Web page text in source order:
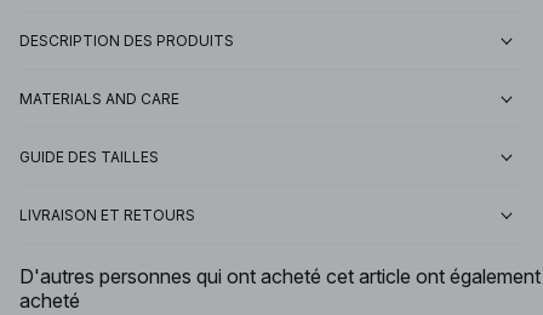
DESCRIPTION DES PRODUITS
MATERIALS AND CARE
GUIDE DES TAILLES
LIVRAISON ET RETOURS
D'autres personnes qui ont acheté cet article ont également
acheté